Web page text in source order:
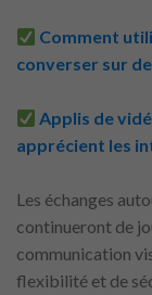
Comment
converser sur
Applis de
apprécient les
Les échanges
continueront de
communication
flexibilité et de